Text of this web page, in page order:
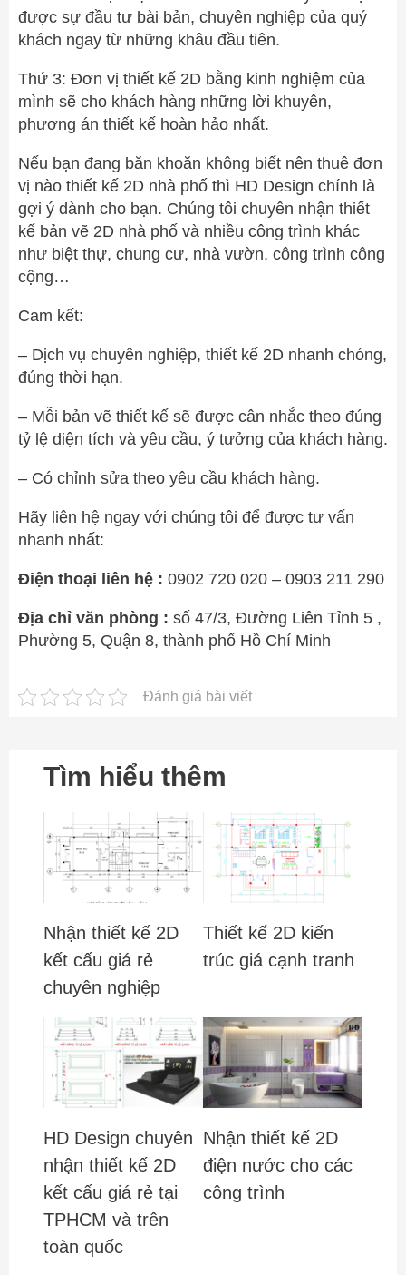
được sự đầu tư bài bản, chuyên nghiệp của quý
khách ngay từ những khâu đầu tiên.
Thứ 3: Đơn vị thiết kế 2D bằng kinh nghiệm của
mình sẽ cho khách hàng những lời khuyên,
phương án thiết kế hoàn hảo nhất.
Nếu bạn đang băn khoăn không biết nên thuê đơn
vị nào thiết kế 2D nhà phố thì HD Design chính là
gợi ý dành cho bạn. Chúng tôi chuyên nhận thiết
kế bản vẽ 2D nhà phố và nhiều công trình khác
như biệt thự, chung cư, nhà vườn, công trình công
cộng…
Cam kết:
– Dịch vụ chuyên nghiệp, thiết kế 2D nhanh chóng,
đúng thời hạn.
– Mỗi bản vẽ thiết kế sẽ được cân nhắc theo đúng
tỷ lệ diện tích và yêu cầu, ý tưởng của khách hàng.
– Có chỉnh sửa theo yêu cầu khách hàng.
Hãy liên hệ ngay với chúng tôi để được tư vấn
nhanh nhất:
Điện thoại liên hệ : 0902 720 020 – 0903 211 290
Địa chỉ văn phòng : số 47/3, Đường Liên Tỉnh 5 ,
Phường 5, Quận 8, thành phố Hồ Chí Minh
Đánh giá bài viết
Tìm hiểu thêm
Nhận thiết kế 2D
kết cấu giá rẻ
chuyên nghiệp
Thiết kế 2D kiến
trúc giá cạnh tranh
HD Design chuyên
nhận thiết kế 2D
kết cấu giá rẻ tại
TPHCM và trên
toàn quốc
Nhận thiết kế 2D
điện nước cho các
công trình